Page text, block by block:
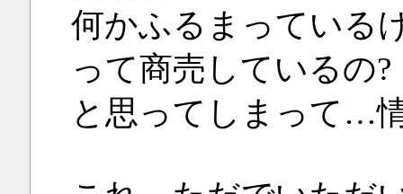
何かふるまっている
って商売しているの?
と思ってしまって…